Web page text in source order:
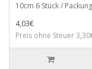
10cm 6 Stück /
4,03€
Preis ohne Steuer